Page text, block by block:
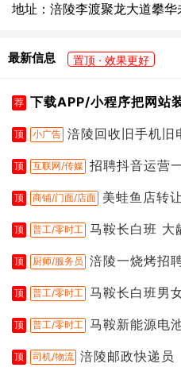
地址：涪陵李渡聚龙大道攀华
最新信息 置顶 · 效果更好
荐 下载APP/小程序把网站
顶 小广告 涪陵回收旧手机旧
顶 互联网/传媒 招聘抖音运营
顶 商铺/门面/店面 美蛙鱼店转让
顶 普工/零时工 马鞍长白班 大
顶 厨师/服务员 涪陵一烧烤招
顶 普工/零时工 马鞍长白班男
顶 普工/零时工 马鞍新能源电
顶 司机/物流 涪陵邮政快递员